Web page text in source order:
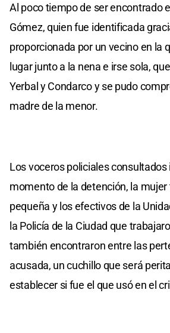
Al poco tiempo de ser encontrado
Gómez, quien fue identificada
proporcionada por un vecino en la
lugar junto a la nena e irse sola,
Yerbal y Condarco y se pudo
madre de la menor.
Los voceros policiales consultados
momento de la detención, la mujer
pequeña y los efectivos de la
la Policía de la Ciudad que
también encontraron entre las
acusada, un cuchillo que será
establecer si fue el que usó en el